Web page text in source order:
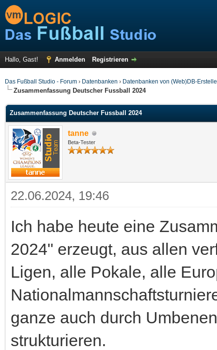
Hallo, Gast! Anmelden Registrieren
Das Fußball Studio - Forum › Datenbanken › Datenbanken von (Web)DB-
Zusammenfassung Deutscher Fussball 2024
Zusammenfassung Deutscher Fussball 2024
tanne
Beta-Tester
22.06.2024, 19:46
Ich habe heute eine
2024" erzeugt, aus allen
Ligen, alle Pokale, alle
ganze auch durch
strukturieren.